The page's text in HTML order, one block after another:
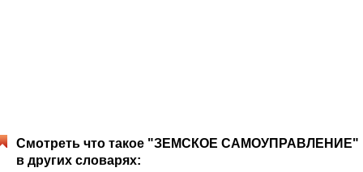
Смотреть что такое "ЗЕМСКОЕ САМОУПРАВЛЕНИЕ"
в других словарях: